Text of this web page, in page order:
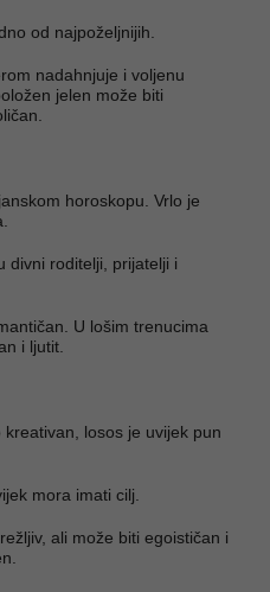
od najpoželjnijih.
nadahnjuje i voljenu
jelen može biti
horoskopu. Vrlo je
divni roditelji, prijatelji i
U lošim trenucima
i ljutit.
losos je uvijek pun
mora imati cilj.
ali može biti egoističan i